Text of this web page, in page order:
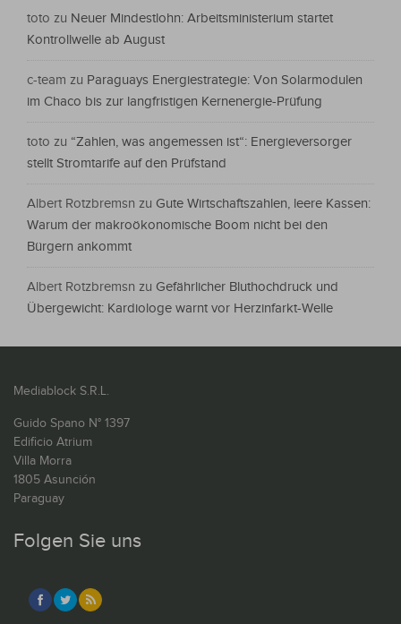
toto zu Neuer Mindestlohn: Arbeitsministerium startet
Kontrollwelle ab August
c-team zu Paraguays Energiestrategie: Von Solarmodulen
im Chaco bis zur langfristigen Kernenergie-Prüfung
toto zu “Zahlen, was angemessen ist“: Energieversorger
stellt Stromtarife auf den Prüfstand
Albert Rotzbremsn zu Gute Wirtschaftszahlen, leere Kassen:
Warum der makroökonomische Boom nicht bei den
Bürgern ankommt
Albert Rotzbremsn zu Gefährlicher Bluthochdruck und
Übergewicht: Kardiologe warnt vor Herzinfarkt-Welle
Mediablock S.R.L.
Guido Spano N° 1397
Edificio Atrium
Villa Morra
1805 Asunción
Paraguay
Folgen Sie uns